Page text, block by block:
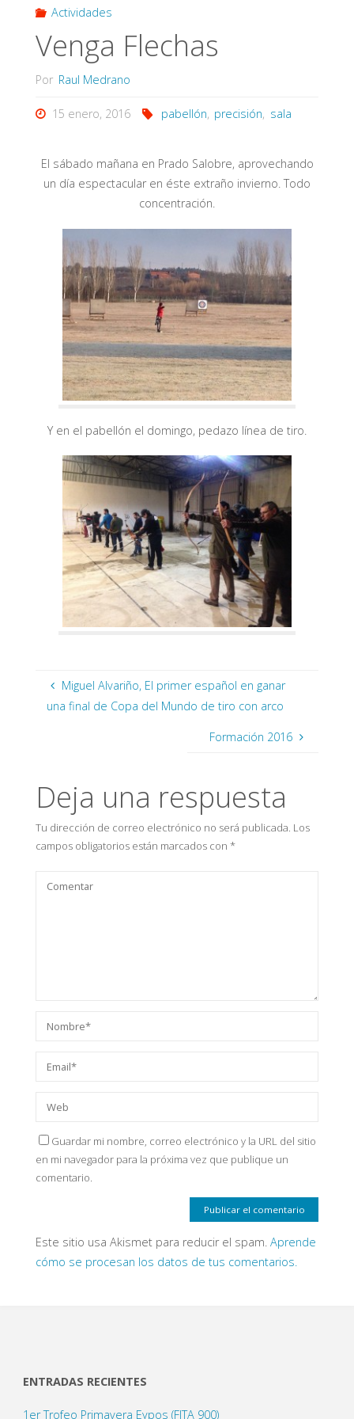
Actividades
Venga Flechas
Por Raul Medrano
15 enero, 2016 pabellón, precisión, sala
El sábado mañana en Prado Salobre, aprovechando
un día espectacular en éste extraño invierno. Todo
concentración.
Y en el pabellón el domingo, pedazo línea de tiro.
Miguel Alvariño, El primer español en ganar
una final de Copa del Mundo de tiro con arco
Formación 2016
Deja una respuesta
Tu dirección de correo electrónico no será publicada. Los
campos obligatorios están marcados con *
Guardar mi nombre, correo electrónico y la URL del sitio
en mi navegador para la próxima vez que publique un
comentario.
Este sitio usa Akismet para reducir el spam. Aprende
cómo se procesan los datos de tus comentarios.
ENTRADAS RECIENTES
1er Trofeo Primavera Eypos (FITA 900)